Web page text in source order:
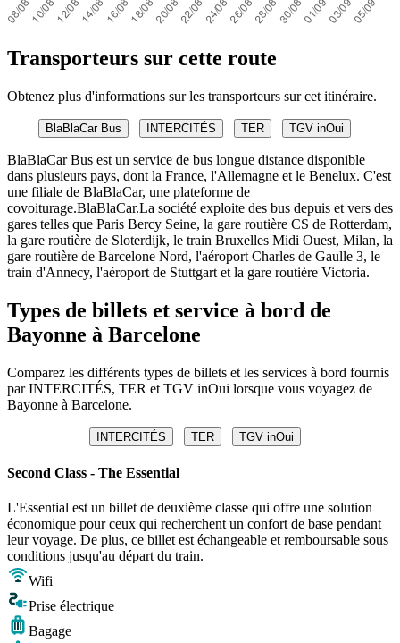
Transporteurs sur cette route
Obtenez plus d'informations sur les transporteurs sur cet itinéraire.
BlaBlaCar Bus INTERCITÉS TER TGV inOui
BlaBlaCar Bus est un service de bus longue distance disponible
dans plusieurs pays, dont la France, l'Allemagne et le Benelux. C'est
une filiale de BlaBlaCar, une plateforme de
covoiturage.BlaBlaCar.La société exploite des bus depuis et vers des
gares telles que Paris Bercy Seine, la gare routière CS de Rotterdam,
la gare routière de Sloterdijk, le train Bruxelles Midi Ouest, Milan, la
gare routière de Barcelone Nord, l'aéroport Charles de Gaulle 3, le
train d'Annecy, l'aéroport de Stuttgart et la gare routière Victoria.
Types de billets et service à bord de
Bayonne à Barcelone
Comparez les différents types de billets et les services à bord fournis
par INTERCITÉS, TER et TGV inOui lorsque vous voyagez de
Bayonne à Barcelone.
INTERCITÉS TER TGV inOui
Second Class - The Essential
L'Essential est un billet de deuxième classe qui offre une solution
économique pour ceux qui recherchent un confort de base pendant
leur voyage. De plus, ce billet est échangeable et remboursable sous
conditions jusqu'au départ du train.
Wifi
Prise électrique
Bagage